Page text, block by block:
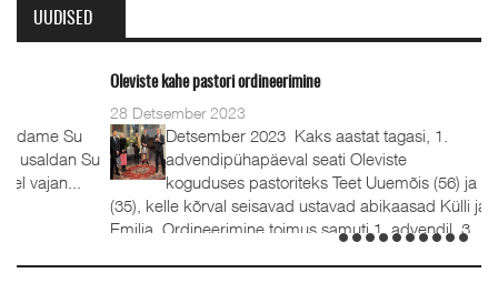
UUDISED
Oleviste kahe pastori ordineerimine
28 Detsember 2023
Detsember 2023 Kaks aastat tagasi, 1.
advendipühapäeval seati Oleviste
koguduses pastoriteks Teet Uuemõis (56) ja Rait Tõnnori
(35), kelle kõrval seisavad ustavad abikaasad Külli ja Hanna-
Emilia. Ordineerimine toimus samuti 1. advendil, 3.